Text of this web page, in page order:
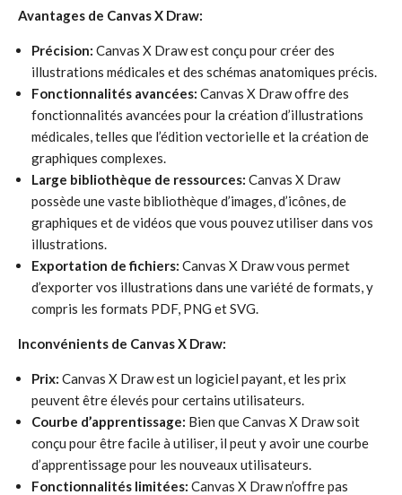
Avantages de Canvas X Draw:
Précision: Canvas X Draw est conçu pour créer des
illustrations médicales et des schémas anatomiques précis.
Fonctionnalités avancées: Canvas X Draw offre des
fonctionnalités avancées pour la création d’illustrations
médicales, telles que l’édition vectorielle et la création de
graphiques complexes.
Large bibliothèque de ressources: Canvas X Draw
possède une vaste bibliothèque d’images, d’icônes, de
graphiques et de vidéos que vous pouvez utiliser dans vos
illustrations.
Exportation de fichiers: Canvas X Draw vous permet
d’exporter vos illustrations dans une variété de formats, y
compris les formats PDF, PNG et SVG.
Inconvénients de Canvas X Draw:
Prix: Canvas X Draw est un logiciel payant, et les prix
peuvent être élevés pour certains utilisateurs.
Courbe d’apprentissage: Bien que Canvas X Draw soit
conçu pour être facile à utiliser, il peut y avoir une courbe
d’apprentissage pour les nouveaux utilisateurs.
Fonctionnalités limitées: Canvas X Draw n’offre pas